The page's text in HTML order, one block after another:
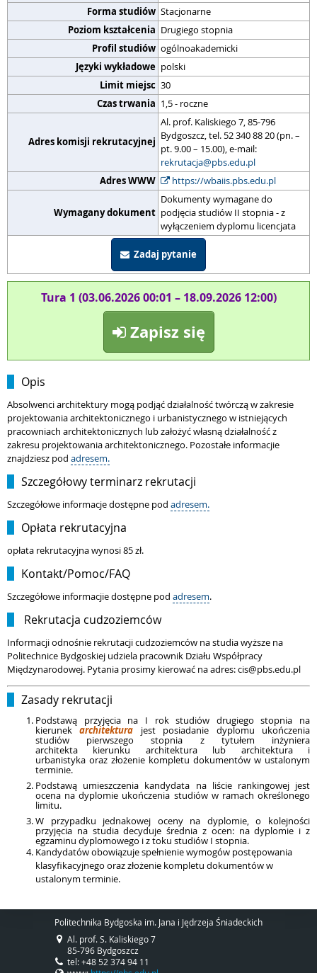
Forma studiów Stacjonarne
Poziom kształcenia Drugiego stopnia
Profil studiów ogólnoakademicki
Języki wykładowe polski
Limit miejsc 30
Czas trwania 1,5 - roczne
Adres komisji rekrutacyjnej
Al. prof. Kaliskiego 7, 85-796
Bydgoszcz, tel. 52 340 88 20 (pn. –
pt. 9.00 – 15.00), e-mail:
rekrutacja@pbs.edu.pl
Adres WWW
https://wbaiis.pbs.edu.pl
Wymagany dokument
Dokumenty wymagane do
podjęcia studiów II stopnia - z
wyłączeniem dyplomu licencjata
Zadaj pytanie
Tura 1 (03.06.2026 00:01 – 18.09.2026 12:00)
Zapisz się
Opis
Absolwenci architektury mogą podjąć działalność twórczą w zakresie
projektowania architektonicznego i urbanistycznego w istniejących
pracowniach architektonicznych lub założyć własną działalność z
zakresu projektowania architektonicznego. Pozostałe informacjie
znajdziesz pod adresem.
Szczegółowy terminarz rekrutacji
Szczegółowe informacje dostępne pod adresem.
Opłata rekrutacyjna
opłata rekrutacyjna wynosi 85 zł.
Kontakt/Pomoc/FAQ
Szczegółowe informacjie dostępne pod adresem.
Rekrutacja cudzoziemców
Informacji odnośnie rekrutacji cudzoziemców na studia wyższe na
Politechnice Bydgoskiej udziela pracownik Działu Współpracy
Międzynarodowej. Pytania prosimy kierować na adres: cis@pbs.edu.pl
Zasady rekrutacji
Podstawą przyjęcia na I rok studiów drugiego stopnia na
kierunekarchitektura jest posiadanie dyplomu ukończenia
studiów pierwszego stopnia z tytułem inżyniera
architekta kierunku architektura lub architektura i
urbanistyka oraz złożenie kompletu dokumentów w ustalonym
terminie.
Podstawą umieszczenia kandydata na liście rankingowej jest
ocena na dyplomie ukończenia studiów w ramach określonego
limitu.
W przypadku jednakowej oceny na dyplomie, o kolejności
przyjęcia na studia decyduje średnia z ocen: na dyplomie i z
egzaminu dyplomowego i z toku studiów I stopnia.
Kandydatów obowiązuje spełnienie wymogów postępowania
klasyfikacyjnego oraz złożenie kompletu dokumentów w
ustalonym terminie.
Politechnika Bydgoska im. Jana i Jędrzeja Śniadeckich
Al. prof. S. Kaliskiego 7
85-796 Bydgoszcz
tel: +48 52 374 94 11